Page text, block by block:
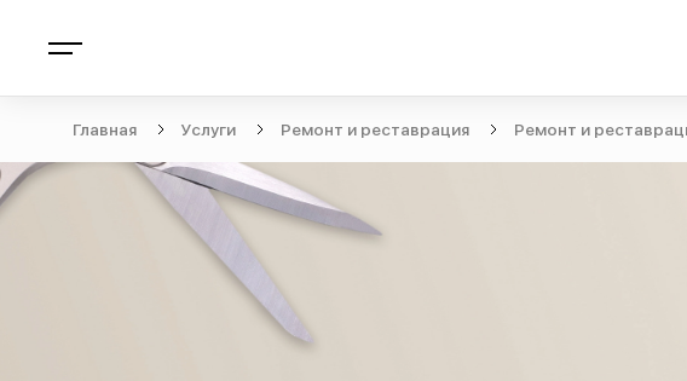
Главная Услуги Ремонт и реставрация Ремонт и